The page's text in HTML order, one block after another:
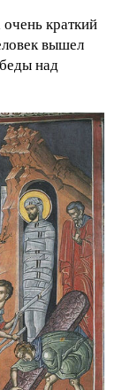
краткий
вышел
над